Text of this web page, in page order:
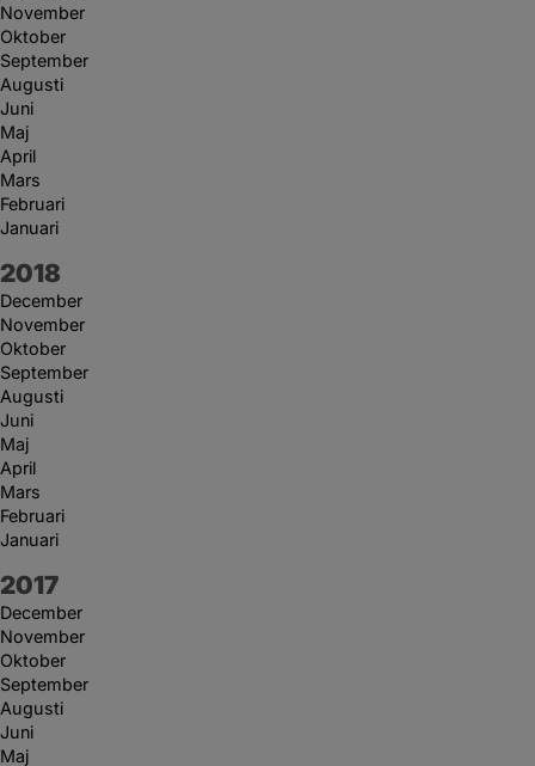
November
Oktober
September
Augusti
Juni
Maj
April
Mars
Februari
Januari
År:
2018
December
November
Oktober
September
Augusti
Juni
Maj
April
Mars
Februari
Januari
År:
2017
December
November
Oktober
September
Augusti
Juni
Maj